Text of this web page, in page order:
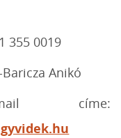
355 0019
Anikó
mail címe: